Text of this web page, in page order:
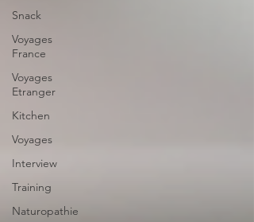
Snack
Voyages
France
Voyages
Etranger
Kitchen
Voyages
Interview
Training
Naturopathie